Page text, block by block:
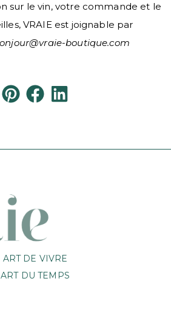
sur le vin, votre commande et le
VRAIE est joignable par
boutique.com
ART DE VIVRE
ART DU TEMPS